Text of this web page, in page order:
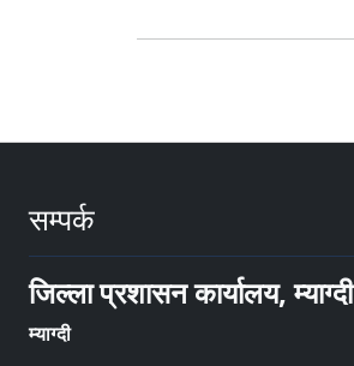
सम्पर्क
जिल्ला प्रशासन कार्यालय, म्याग्दी
म्याग्दी